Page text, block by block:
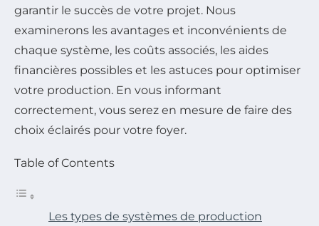
garantir le succès de votre projet. Nous
examinerons les avantages et inconvénients de
chaque système, les coûts associés, les aides
financières possibles et les astuces pour optimiser
votre production. En vous informant
correctement, vous serez en mesure de faire des
choix éclairés pour votre foyer.
Table of Contents
Les types de systèmes de production